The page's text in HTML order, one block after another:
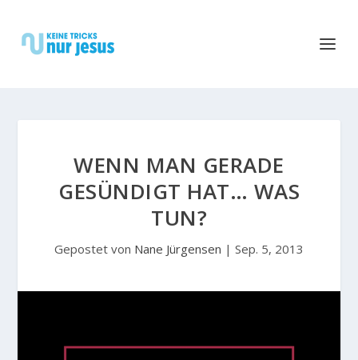
WENN MAN GERADE
GESÜNDIGT HAT… WAS
TUN?
Gepostet von Nane Jürgensen | Sep. 5, 2013